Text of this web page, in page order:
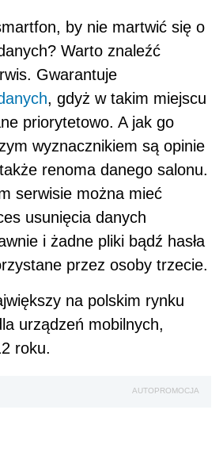
by nie martwić się o
Warto znaleźć
Gwarantuje
, gdyż w takim miejscu
priorytetowo. A jak go
wyznacznikiem są opinie
renoma danego salonu.
serwisie można mieć
usunięcia danych
i żadne pliki bądź hasła
przez osoby trzecie.
na polskim rynku
urządzeń mobilnych,
roku.
AUTOPROMOCJA